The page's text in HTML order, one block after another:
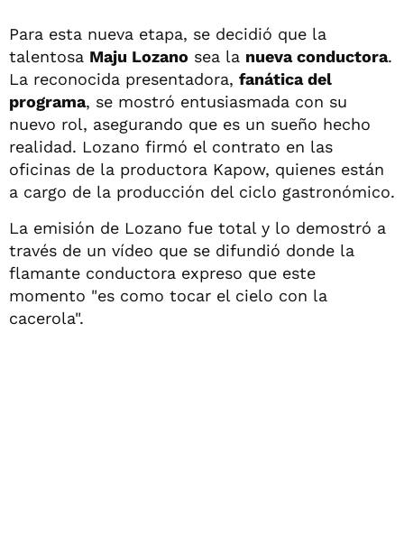
Para esta nueva etapa, se decidió que la
talentosa Maju Lozano sea la nueva conductora.
La reconocida presentadora, fanática del
programa, se mostró entusiasmada con su
nuevo rol, asegurando que es un sueño hecho
realidad. Lozano firmó el contrato en las
oficinas de la productora Kapow, quienes están
a cargo de la producción del ciclo gastronómico.
La emisión de Lozano fue total y lo demostró a
través de un vídeo que se difundió donde la
flamante conductora expreso que este
momento "es como tocar el cielo con la
cacerola".